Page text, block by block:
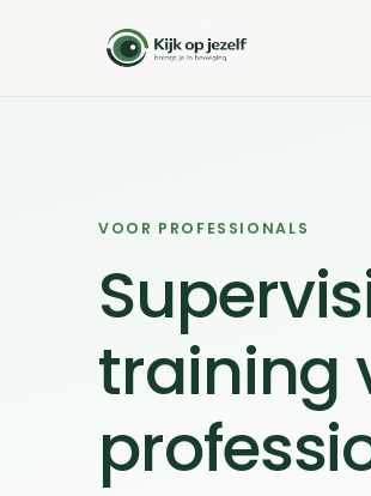
VOOR PROFESSIONALS
training